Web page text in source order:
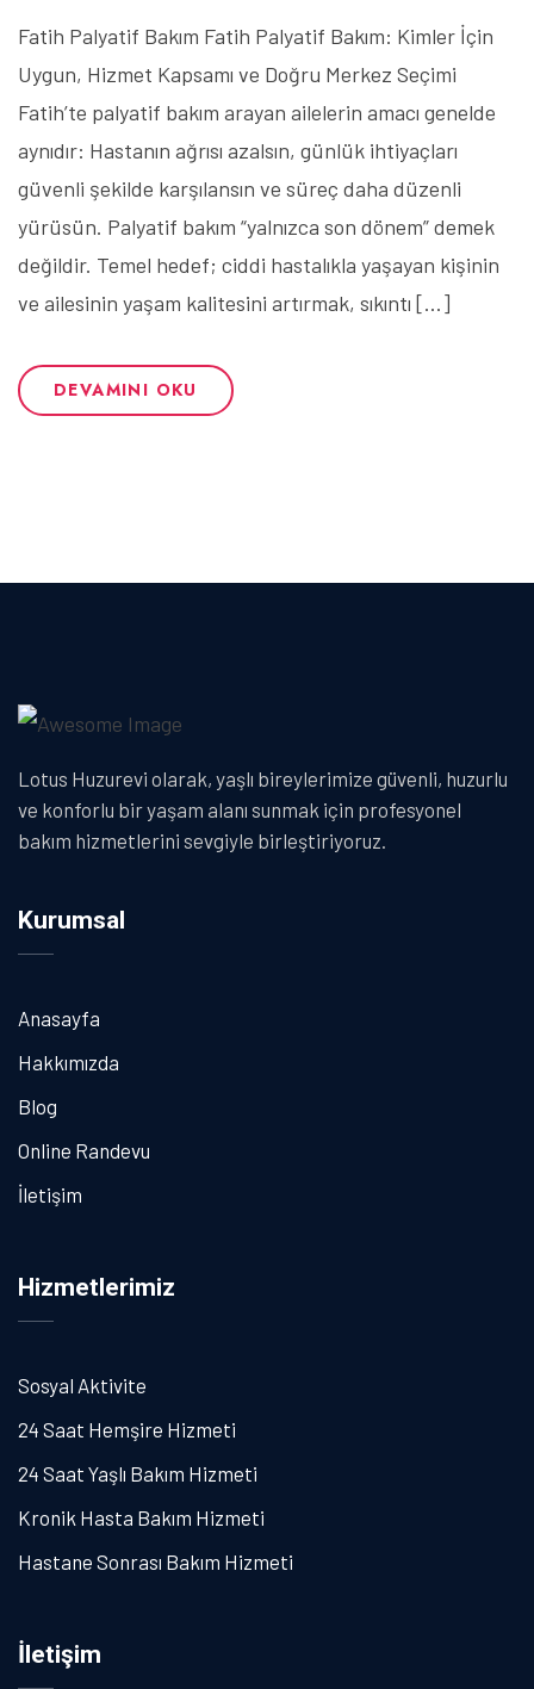
Fatih Palyatif Bakım Fatih Palyatif Bakım: Kimler İçin
Uygun, Hizmet Kapsamı ve Doğru Merkez Seçimi
Fatih’te palyatif bakım arayan ailelerin amacı genelde
aynıdır: Hastanın ağrısı azalsın, günlük ihtiyaçları
güvenli şekilde karşılansın ve süreç daha düzenli
yürüsün. Palyatif bakım “yalnızca son dönem” demek
değildir. Temel hedef; ciddi hastalıkla yaşayan kişinin
ve ailesinin yaşam kalitesini artırmak, sıkıntı […]
DEVAMINI OKU
Lotus Huzurevi olarak, yaşlı bireylerimize güvenli, huzurlu
ve konforlu bir yaşam alanı sunmak için profesyonel
bakım hizmetlerini sevgiyle birleştiriyoruz.
Kurumsal
Anasayfa
Hakkımızda
Blog
Online Randevu
İletişim
Hizmetlerimiz
Sosyal Aktivite
24 Saat Hemşire Hizmeti
24 Saat Yaşlı Bakım Hizmeti
Kronik Hasta Bakım Hizmeti
Hastane Sonrası Bakım Hizmeti
İletişim